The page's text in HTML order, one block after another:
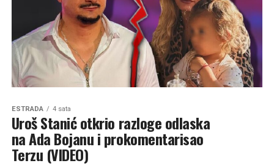
ESTRADA 4 sata
Uroš Stanić otkrio razloge odlaska
na Ada Bojanu i prokomentarisao
Terzu (VIDEO)